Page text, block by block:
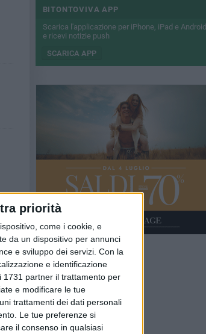
priorità
come i cookie, e
da un dispositivo per annunci
e sviluppo dei servizi. Con la
e identificazione
1731 partner il trattamento per
e modificare le tue
trattamenti dei dati personali
Le tue preferenze si
il consenso in qualsiasi
BITONTOVIVA APP
Scarica l'applicazione per iPhone, iPad e Android
e ricevi notizie push
SCARICA APP